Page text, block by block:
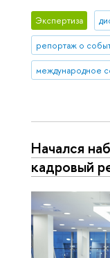
Экспертиза
репортаж о
международное
Начался
кадровый